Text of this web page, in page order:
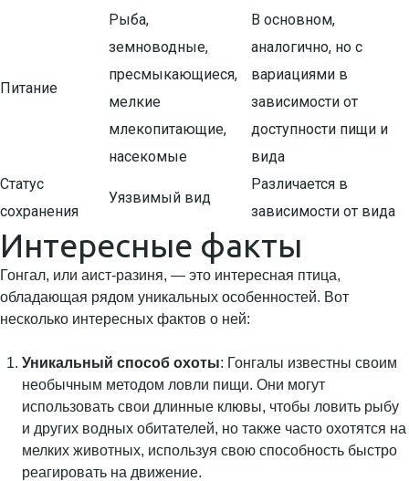
Питание
Рыба,
земноводные,
пресмыкающиеся,
мелкие
млекопитающие,
насекомые
В основном,
аналогично, но с
вариациями в
зависимости от
доступности пищи и
вида
Статус
сохранения
Уязвимый вид
Различается в
зависимости от вида
Интересные факты
Гонгал, или аист-разиня, — это интересная птица,
обладающая рядом уникальных особенностей. Вот
несколько интересных фактов о ней:
Уникальный способ охоты: Гонгалы известны своим
необычным методом ловли пищи. Они могут
использовать свои длинные клювы, чтобы ловить рыбу
и других водных обитателей, но также часто охотятся на
мелких животных, используя свою способность быстро
реагировать на движение.